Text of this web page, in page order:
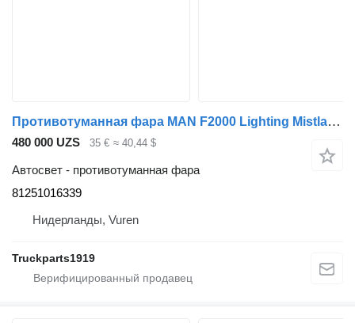
Противотуманная фара MAN F2000 Lighting Mistlamp 81251016339 для грузовика
480 000 UZS 35 € ≈ 40,44 $
Автосвет - противотуманная фара
81251016339
Нидерланды, Vuren
Truckparts1919